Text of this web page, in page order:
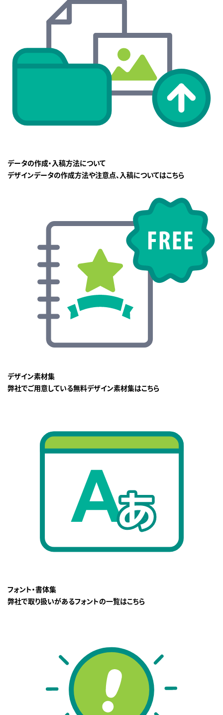
データの作成・入稿方法について
デザインデータの作成方法や注意点、入稿についてはこちら
デザイン素材集
弊社でご用意している無料デザイン素材集はこちら
フォント・書体集
弊社で取り扱いがあるフォントの一覧はこちら